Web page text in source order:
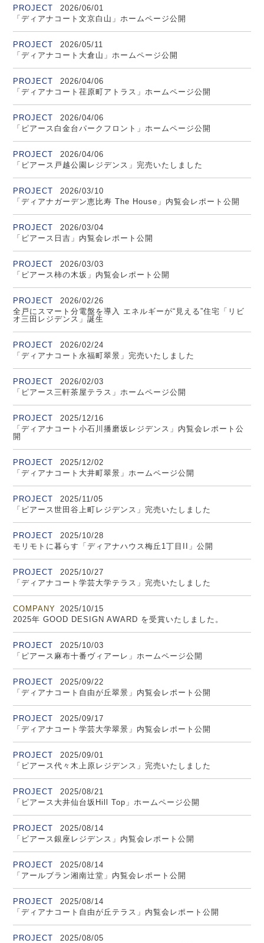
PROJECT
2026/06/01
「ディアナコート文京白山」ホームページ公開
PROJECT
2026/05/11
「ディアナコート大倉山」ホームページ公開
PROJECT
2026/04/06
「ディアナコート荏原町アトラス」ホームページ公開
PROJECT
2026/04/06
「ピアース白金台パークフロント」ホームページ公開
PROJECT
2026/04/06
「ピアース戸越公園レジデンス」完売いたしました
PROJECT
2026/03/10
「ディアナガーデン恵比寿 The House」内覧会レポート公開
PROJECT
2026/03/04
「ピアース日吉」内覧会レポート公開
PROJECT
2026/03/03
「ピアース柿の木坂」内覧会レポート公開
PROJECT
2026/02/26
全戸にスマート分電盤を導入 エネルギーが“見える”住宅「リビ
オ三田レジデンス」誕生
PROJECT
2026/02/24
「ディアナコート永福町翠景」完売いたしました
PROJECT
2026/02/03
「ピアース三軒茶屋テラス」ホームページ公開
PROJECT
2025/12/16
「ディアナコート小石川播磨坂レジデンス」内覧会レポート公
開
PROJECT
2025/12/02
「ディアナコート大井町翠景」ホームページ公開
PROJECT
2025/11/05
「ピアース世田谷上町レジデンス」完売いたしました
PROJECT
2025/10/28
モリモトに暮らす「ディアナハウス梅丘1丁目II」公開
PROJECT
2025/10/27
「ディアナコート学芸大学テラス」完売いたしました
COMPANY
2025/10/15
2025年 GOOD DESIGN AWARD を受賞いたしました。
PROJECT
2025/10/03
「ピアース麻布十番ヴィアーレ」ホームページ公開
PROJECT
2025/09/22
「ディアナコート自由が丘翠景」内覧会レポート公開
PROJECT
2025/09/17
「ディアナコート学芸大学翠景」内覧会レポート公開
PROJECT
2025/09/01
「ピアース代々木上原レジデンス」完売いたしました
PROJECT
2025/08/21
「ピアース大井仙台坂Hill Top」ホームページ公開
PROJECT
2025/08/14
「ピアース銀座レジデンス」内覧会レポート公開
PROJECT
2025/08/14
「アールブラン湘南辻堂」内覧会レポート公開
PROJECT
2025/08/14
「ディアナコート自由が丘テラス」内覧会レポート公開
PROJECT
2025/08/05